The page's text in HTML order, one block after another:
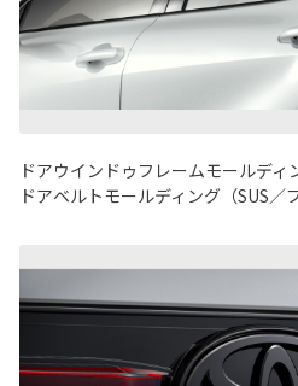
ドアウインドゥフレームモールディ
ドアベルトモールディング（SUS／